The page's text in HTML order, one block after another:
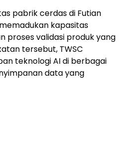
pabrik cerdas di Futian
kapasitas
proses validasi produk yang
tersebut, TWSC
teknologi AI di berbagai
data yang